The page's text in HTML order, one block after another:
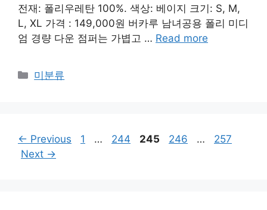
전재: 폴리우레탄 100%. 색상: 베이지 크기: S, M,
L, XL 가격 : 149,000원 버카루 남녀공용 폴리 미디
엄 경량 다운 점퍼는 가볍고 … Read more
Categories
미분류
← Previous Page
1 … Page
244 Page
245 Page
246 … Page
257
Next →